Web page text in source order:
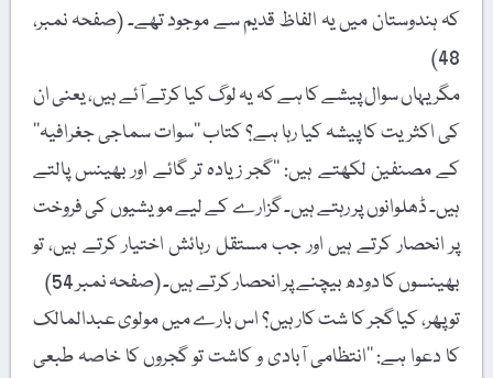
کہ ہندوستان میں یہ الفاظ قدیم سے موجود تھے۔ (صفحہ نمبر،
48)
مگر یہاں سوال پیشے کا ہے کہ یہ لوگ کیا کرتے آئے ہیں، یعنی ان
کی اکثریت کا پیشہ کیا رہا ہے؟ کتاب ’’سوات سماجی جغرافیہ‘‘
کے مصنفین لکھتے ہیں: ’’گجر زیادہ تر گائے اور بھینس پالتے
ہیں۔ ڈھلوانوں پر رہتے ہیں۔ گزارے کے لیے مویشیوں کی فروخت
پر انحصار کرتے ہیں اور جب مستقل رہائش اختیار کرتے ہیں، تو
بھینسوں کا دودھ بیچنے پر انحصار کرتے ہیں۔ (صفحہ نمبر 54)
تو پھر، کیا گجر کا شت کار ہیں؟ اس بارے میں مولوی عبدالمالک
کا دعوا ہے: ’’انتظامی آبادی و کاشت تو گجروں کا خاصہ طبعی